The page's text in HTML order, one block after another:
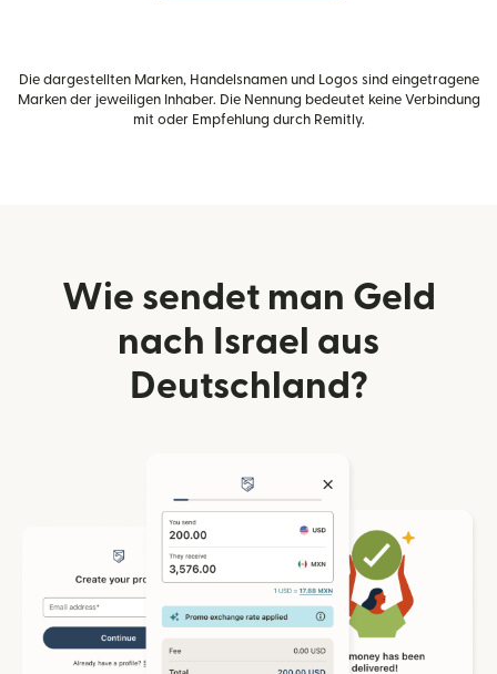
Die dargestellten Marken, Handelsnamen und Logos sind eingetragene
Marken der jeweiligen Inhaber. Die Nennung bedeutet keine Verbindung
mit oder Empfehlung durch Remitly.
Wie sendet man Geld
nach Israel aus
Deutschland?